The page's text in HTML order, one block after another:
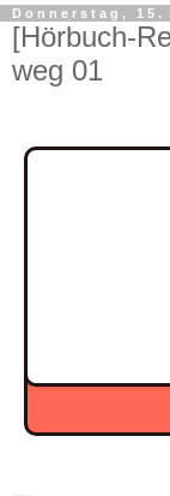
Donnerstag, 15.
[Hörbuch-
weg 01